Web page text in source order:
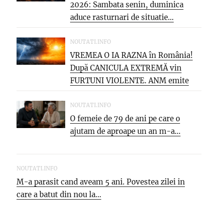
2026: Sambata senin, duminica
aduce rasturnari de situatie…
NOUTATI.INFO
VREMEA O IA RAZNA în România!
După CANICULA EXTREMĂ vin
FURTUNI VIOLENTE. ANM emite
NOI...
NOUTATI.INFO
O femeie de 79 de ani pe care o
ajutam de aproape un an m-a...
NOUTATI.INFO
M-a parasit cand aveam 5 ani. Povestea zilei in
care a batut din nou la...